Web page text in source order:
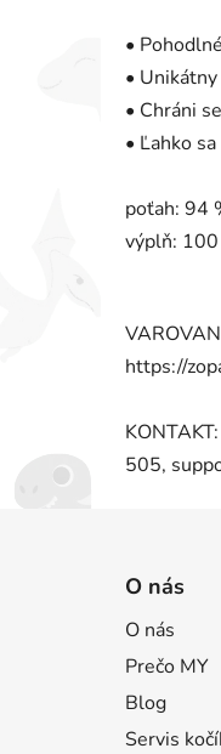
•
•
• Chráni
• Ľahko
poťah: 94
výplň:
https://
505,
O nás
O nás
Prečo MY
Blog
Servis